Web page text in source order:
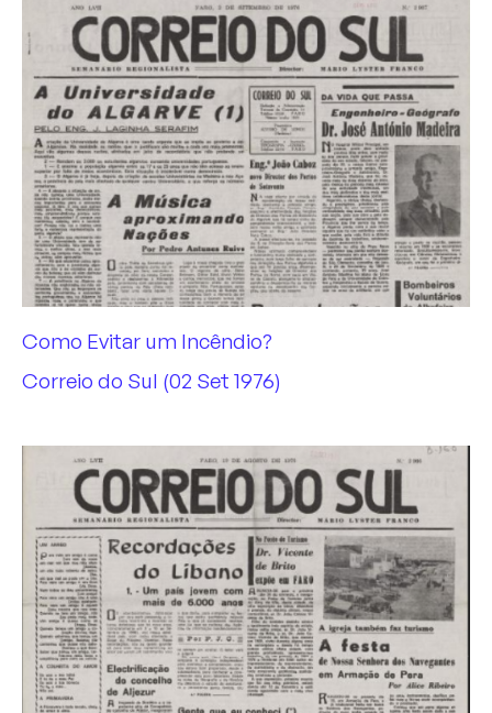
Como Evitar um Incêndio?
Correio do Sul (02 Set 1976)